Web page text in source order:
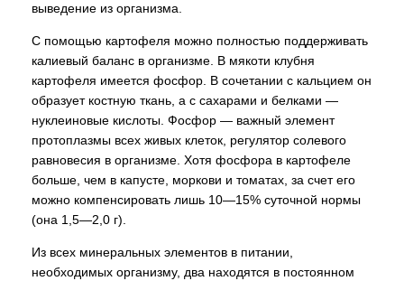
выведение из организма.
С помощью картофеля можно полностью поддерживать
калиевый баланс в организме. В мякоти клубня
картофеля имеется фосфор. В сочетании с кальцием он
образует костную ткань, а с сахарами и белками —
нуклеиновые кислоты. Фосфор — важный элемент
протоплазмы всех живых клеток, регулятор солевого
равновесия в организме. Хотя фосфора в картофеле
больше, чем в капусте, моркови и томатах, за счет его
можно компенсировать лишь 10—15% суточной нормы
(она 1,5—2,0 г).
Из всех минеральных элементов в питании,
необходимых организму, два находятся в постоянном